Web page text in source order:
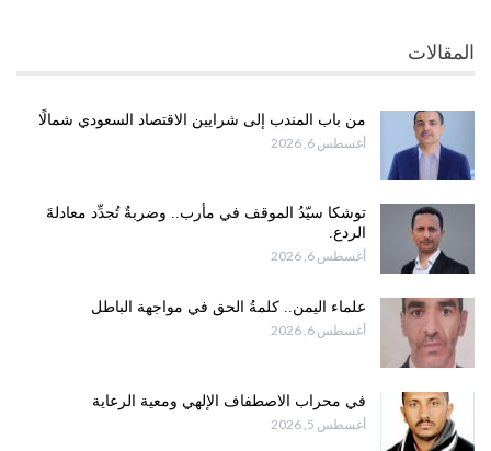
المقالات
من باب المندب إلى شرايين الاقتصاد السعودي شمالًا
أغسطس 6, 2026
توشكا سيّدُ الموقف في مأرب.. وضربةٌ تُجدِّد معادلةَ
الردع.
أغسطس 6, 2026
علماء اليمن.. كلمةُ الحق في مواجهة الباطل
أغسطس 6, 2026
في محراب الاصطفاف الإلهي ومعية الرعاية
أغسطس 5, 2026